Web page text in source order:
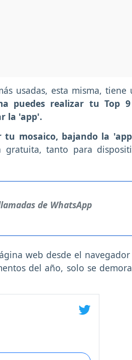
usadas, esta misma, tiene
puedes realizar tu Top
la 'app'.
tu mosaico, bajando la
gratuita, tanto para
de WhatsApp
web desde el
del año, solo se